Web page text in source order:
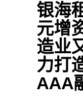
银海
元增
造业
力打
AAA